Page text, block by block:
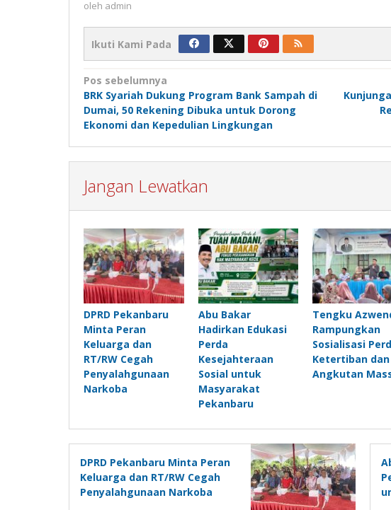
oleh admin
Ikuti Kami Pada
Navigasi
pos
Pos sebelumnya
BRK Syariah Dukung Program Bank Sampah di
Dumai, 50 Rekening Dibuka untuk Dorong
Ekonomi dan Kepedulian Lingkungan
Jangan Lewatkan
DPRD Pekanbaru
Minta Peran
Keluarga dan
RT/RW Cegah
Penyalahgunaan
Narkoba
Abu Bakar
Hadirkan Edukasi
Perda
Kesejahteraan
Sosial untuk
Masyarakat
Pekanbaru
Tengku
Rampungkan
Sosialisasi
Ketertiban dan
Angkutan
DPRD Pekanbaru Minta Peran
Keluarga dan RT/RW Cegah
Penyalahgunaan Narkoba